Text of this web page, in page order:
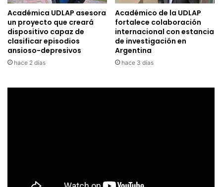
Académica UDLAP asesora
un proyecto que creará
dispositivo capaz de
clasificar episodios
ansioso-depresivos
hace 2 días
Académico de la UDLAP
fortalece colaboración
internacional con estancia
de investigación en
Argentina
hace 3 días